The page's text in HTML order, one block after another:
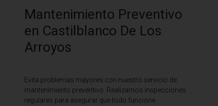
Mantenimiento Preventivo
en Castilblanco De Los
Arroyos
Evita problemas mayores con nuestro servicio de
mantenimiento preventivo. Realizamos inspecciones
regulares para asegurar que todo funcione